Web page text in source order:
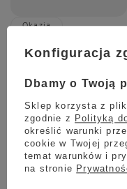
Okazja
Młynek do kawy Smeg
Konfiguracja
Dbamy o Twoją
Sklep korzysta z
zgodnie z Polityką
określić warunki
cookie w Twojej
temat warunków i
na stronie